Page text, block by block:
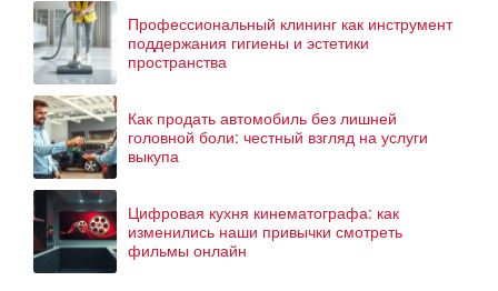
Профессиональный клининг как инструмент
поддержания гигиены и эстетики
пространства
Как продать автомобиль без лишней
головной боли: честный взгляд на услуги
выкупа
Цифровая кухня кинематографа: как
изменились наши привычки смотреть
фильмы онлайн